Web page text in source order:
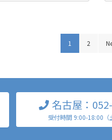
1 2
名古屋：
受付時間 9:00-18:00（